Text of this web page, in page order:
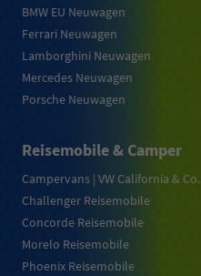
BMW EU Neuwagen
Ferrari Neuwagen
Lamborghini Neuwagen
Mercedes Neuwagen
Porsche Neuwagen
Reisemobile & Camper
Campervans | VW California & Co.
Challenger Reisemobile
Concorde Reisemobile
Morelo Reisemobile
Phoenix Reisemobile